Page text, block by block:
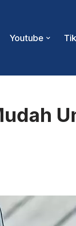
Youtube